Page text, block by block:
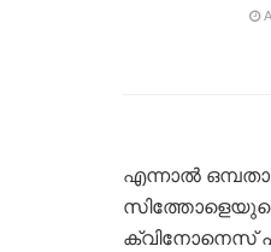
എന്നാൽ
ക്വിനോനെസ്